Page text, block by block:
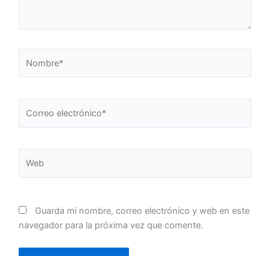
electrónico*
Guarda mi nombre, correo electrónico y web en este
navegador para la próxima vez que comente.